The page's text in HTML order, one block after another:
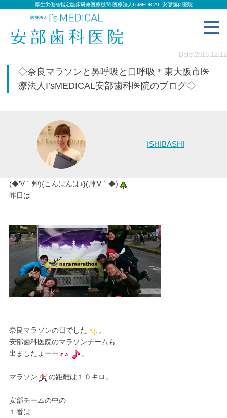
厚生労働省指定臨床研修医療機関 医療法人I’sMEDICAL 安部歯科医院
Date:2016.12.12
◇奈良マラソンと鼻呼吸と口呼吸＊東大阪市医
療法人I’sMEDICAL安部歯科医院のブログ◇
ISHIBASHI
(◆’∀｀艸){こんばんは♪}(艸’∀｀◆)
昨日は
奈良マラソンの日でした
。
安部歯科医院のマラソンチームも
出ましたょーー
。
マラソン の距離は１０キロ。
安部チームの中の
１番は